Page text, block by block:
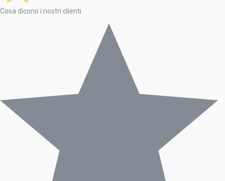
Sitein.eu